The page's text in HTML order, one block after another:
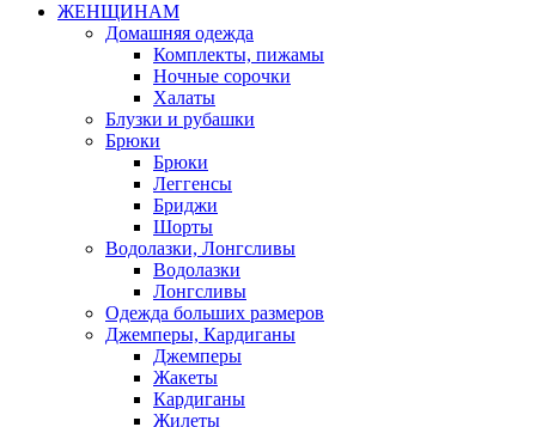
ЖЕНЩИНАМ
Домашняя одежда
Комплекты, пижамы
Ночные сорочки
Халаты
Блузки и рубашки
Брюки
Брюки
Леггенсы
Бриджи
Шорты
Водолазки, Лонгсливы
Водолазки
Лонгсливы
Одежда больших размеров
Джемперы, Кардиганы
Джемперы
Жакеты
Кардиганы
Жилеты